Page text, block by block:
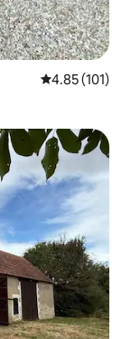
평점 4.85점(5
4.85 (101)